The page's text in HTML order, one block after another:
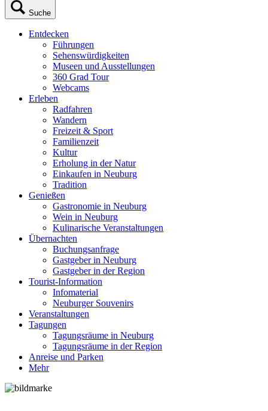
Suche
Entdecken
Führungen
Sehenswürdigkeiten
Museen und Ausstellungen
360 Grad Tour
Webcams
Erleben
Radfahren
Wandern
Freizeit & Sport
Familienzeit
Kultur
Erholung in der Natur
Einkaufen in Neuburg
Tradition
Genießen
Gastronomie in Neuburg
Wein in Neuburg
Kulinarische Veranstaltungen
Übernachten
Buchungsanfrage
Gastgeber in Neuburg
Gastgeber in der Region
Tourist-Information
Infomaterial
Neuburger Souvenirs
Veranstaltungen
Tagungen
Tagungsräume in Neuburg
Tagungsräume in der Region
Anreise und Parken
Mehr